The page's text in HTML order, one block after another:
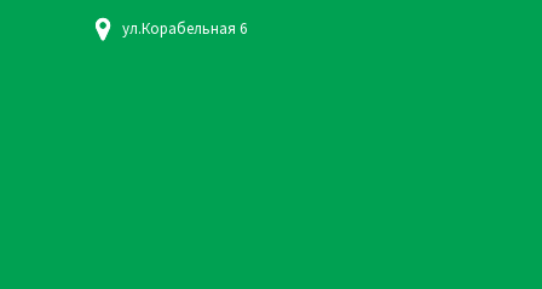
ул.Корабельная 6